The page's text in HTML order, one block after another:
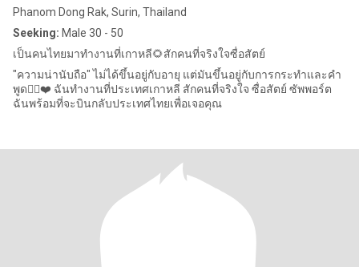
Phanom Dong Rak, Surin, Thailand
Seeking: Male 30 - 50
เป็นคนไทยมาทำงานที่เกาหลี🌻สักคนที่จริงใจซื่อสัตย์
"ความน่านับถือ" ไม่ได้ขึ้นอยู่กับอายุ แต่มันขึ้นอยู่กับการกระทำและคำ
พูด👌🏻❤️ ฉันทำงานที่ประเทศเกาหลี สักคนที่จริงใจ ซื่อสัตย์ ซัพพอร์ต
ฉันพร้อมที่จะบินกลับประเทศไทยเพื่อเจอคุณ